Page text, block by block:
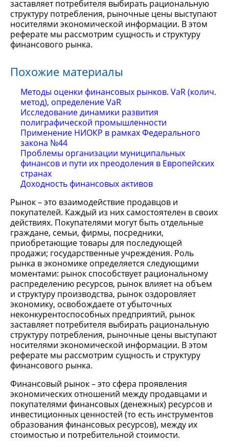
заставляет потребителя выбирать рациональную
структуру потребления, рыночные цены выступают
носителями экономической информации. В этом
реферате мы рассмотрим сущность и структуру
финансового рынка.
Похожие материалы
Методы оценки финансовых рынков. VaR (колич.
метод), определение VaR
Исследование динамики развития
полиграфической промышленности
Применение НИОКР в рамках Федерального
закона №44
Проблемы организации муниципальных
финансов и пути их преодоления в Европейских
странах
Доходность финансовых активов
Рынок – это взаимодействие продавцов и
покупателей. Каждый из них самостоятелен в своих
действиях. Покупателями могут быть отдельные
граждане, семьи, фирмы, посредники,
приобретающие товары для последующей
продажи; государственные учреждения. Роль
рынка в экономике определяется следующими
моментами: рынок способствует рациональному
распределению ресурсов, рынок влияет на объем
и структуру производства, рынок оздоровляет
экономику, освобождаете от убыточных
неконкурентоспособных предприятий, рынок
заставляет потребителя выбирать рациональную
структуру потребления, рыночные цены выступают
носителями экономической информации. В этом
реферате мы рассмотрим сущность и структуру
финансового рынка.
Финансовый рынок – это сфера проявления
экономических отношений между продавцами и
покупателями финансовых (денежных) ресурсов и
инвестиционных ценностей (то есть инструментов
образования финансовых ресурсов), между их
стоимостью и потребительной стоимости.